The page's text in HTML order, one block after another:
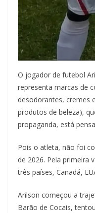
O jogador de futebol
representa marcas de
desodorantes, cremes
produtos de beleza),
propaganda, está
Pois o atleta, não foi
de 2026. Pela primeira
três países, Canadá,
Arilson começou a
Barão de Cocais,